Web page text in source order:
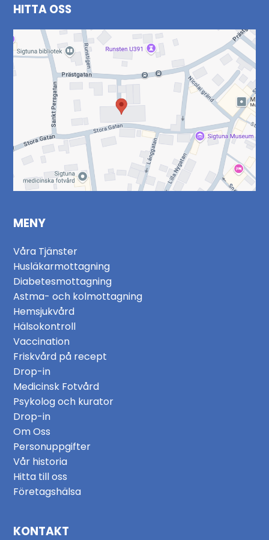
HITTA OSS
MENY
Våra Tjänster
Husläkarmottagning
Diabetesmottagning
Astma- och kolmottagning
Hemsjukvård
Hälsokontroll
Vaccination
Friskvård på recept
Drop-in
Medicinsk Fotvård
Psykolog och kurator
Drop-in
Om Oss
Personuppgifter
Vår historia
Hitta till oss
Företagshälsa
KONTAKT